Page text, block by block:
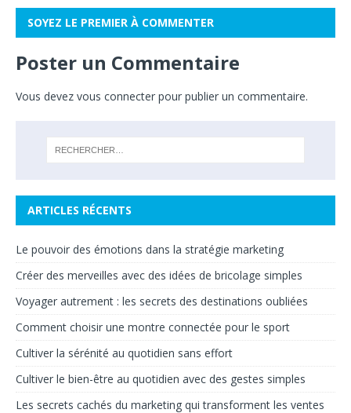
SOYEZ LE PREMIER À COMMENTER
Poster un Commentaire
Vous devez vous connecter pour publier un commentaire.
ARTICLES RÉCENTS
Le pouvoir des émotions dans la stratégie marketing
Créer des merveilles avec des idées de bricolage simples
Voyager autrement : les secrets des destinations oubliées
Comment choisir une montre connectée pour le sport
Cultiver la sérénité au quotidien sans effort
Cultiver le bien-être au quotidien avec des gestes simples
Les secrets cachés du marketing qui transforment les ventes